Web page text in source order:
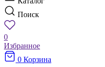
Поиск
0
Избранное
0 Корзина